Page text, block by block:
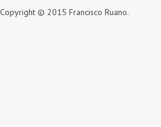
Copyright © 2015 Francisco Ruano.